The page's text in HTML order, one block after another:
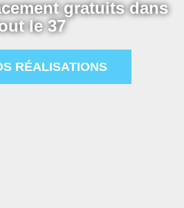
gratuits dans
le 37
RÉALISATIONS